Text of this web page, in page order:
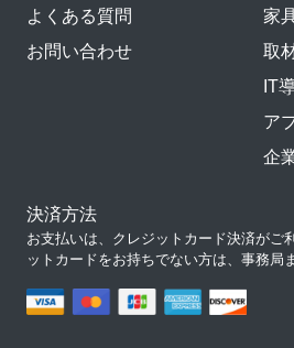
よくある質問
お問い合わせ
家
取
IT
ア
企
決済方法
お支払いは、クレジットカード決済がご
ットカードをお持ちでない方は、事務局